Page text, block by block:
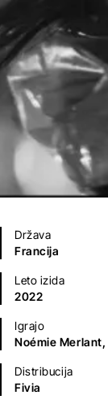
Država
Francija
Leto izida
2022
Igrajo
Noémie Merlant,
Distribucija
Fivia